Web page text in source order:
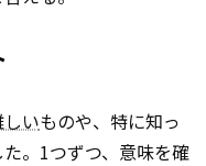
いものや、特に知っ
。1つずつ、意味を確